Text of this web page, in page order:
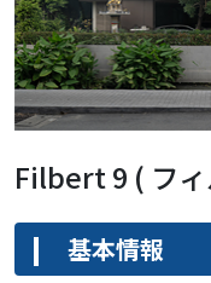
Filbert 9 ( フィ
基本情報